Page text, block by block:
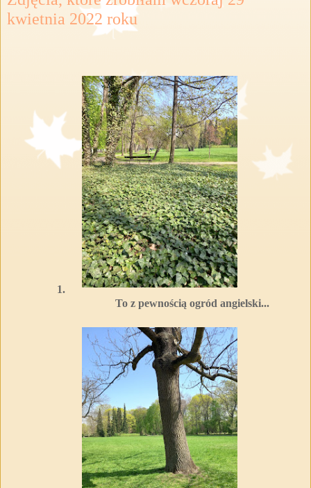
kwietnia 2022 roku
1.
To z pewnością ogród angielski...